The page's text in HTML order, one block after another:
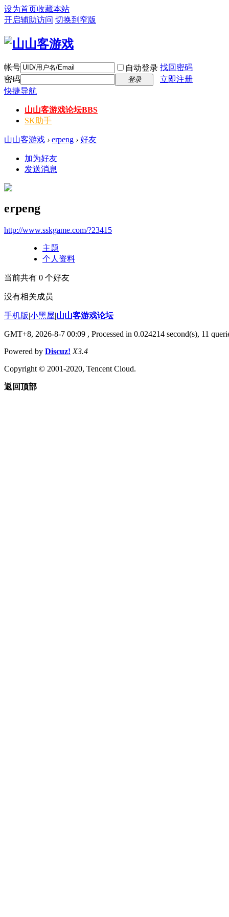
设为首页收藏本站
开启辅助访问 切换到窄版
帐号 自动登录 找回密码
密码
登录
立即注册
快捷导航
山山客游戏论坛BBS
SK助手
山山客游戏 › erpeng › 好友
加为好友
发送消息
erpeng
http://www.sskgame.com/?23415
主题
个人资料
当前共有 0 个好友
没有相关成员
手机版|小黑屋|山山客游戏论坛
GMT+8, 2026-8-7 00:09 , Processed in 0.024214 second(s), 11
Powered by Discuz! X3.4
Copyright © 2001-2020, Tencent Cloud.
返回顶部